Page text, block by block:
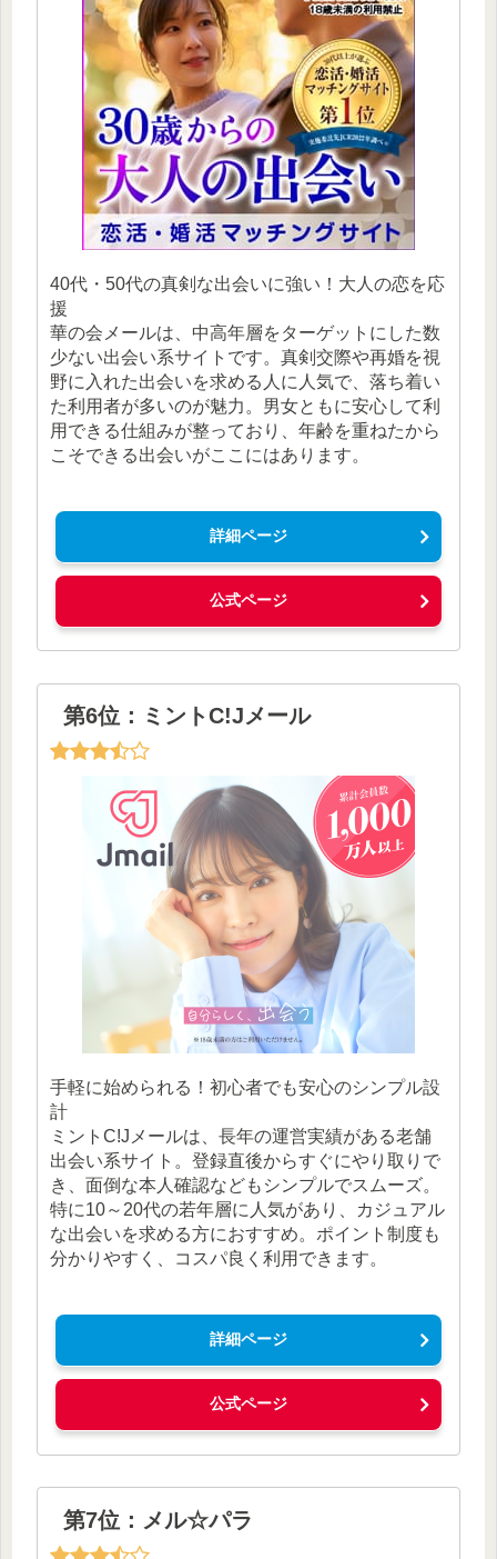
40代・50代の真剣な出会いに強い！大人の恋を応
援
華の会メールは、中高年層をターゲットにした数
少ない出会い系サイトです。真剣交際や再婚を視
野に入れた出会いを求める人に人気で、落ち着い
た利用者が多いのが魅力。男女ともに安心して利
用できる仕組みが整っており、年齢を重ねたから
こそできる出会いがここにはあります。
詳細ページ
公式ページ
第6位：ミントC!Jメール
手軽に始められる！初心者でも安心のシンプル設
計
ミントC!Jメールは、長年の運営実績がある老舗
出会い系サイト。登録直後からすぐにやり取りで
き、面倒な本人確認などもシンプルでスムーズ。
特に10～20代の若年層に人気があり、カジュアル
な出会いを求める方におすすめ。ポイント制度も
分かりやすく、コスパ良く利用できます。
詳細ページ
公式ページ
第7位：メル☆パラ